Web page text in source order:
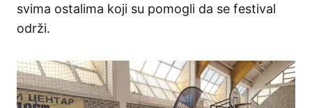
svima ostalima koji su pomogli da se festival
održi.